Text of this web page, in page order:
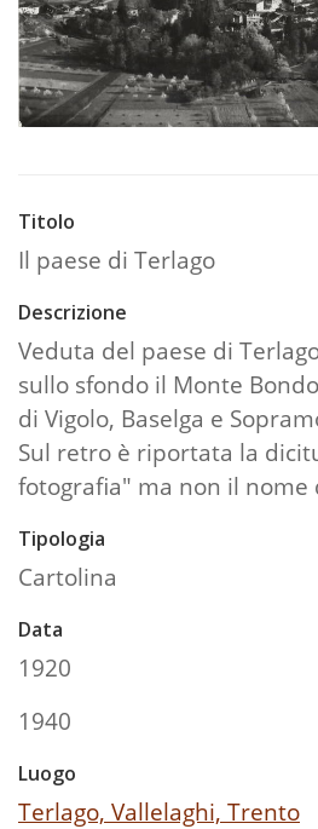
Titolo
Il paese di Terlago
Descrizione
Veduta del paese di
sullo sfondo il Monte
di Vigolo, Baselga e
Sul retro è riportata la
fotografia" ma non il nome
Tipologia
Cartolina
Data
1920
1940
Luogo
Terlago, Vallelaghi, Trento